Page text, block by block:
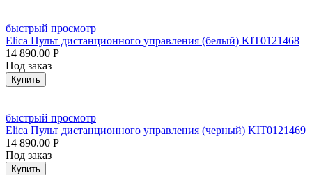
быстрый просмотр
Elica Пульт дистанционного управления (белый) KIT0121468
14 890.00 Р
Под заказ
Купить
быстрый просмотр
Elica Пульт дистанционного управления (черный) KIT0121469
14 890.00 Р
Под заказ
Купить